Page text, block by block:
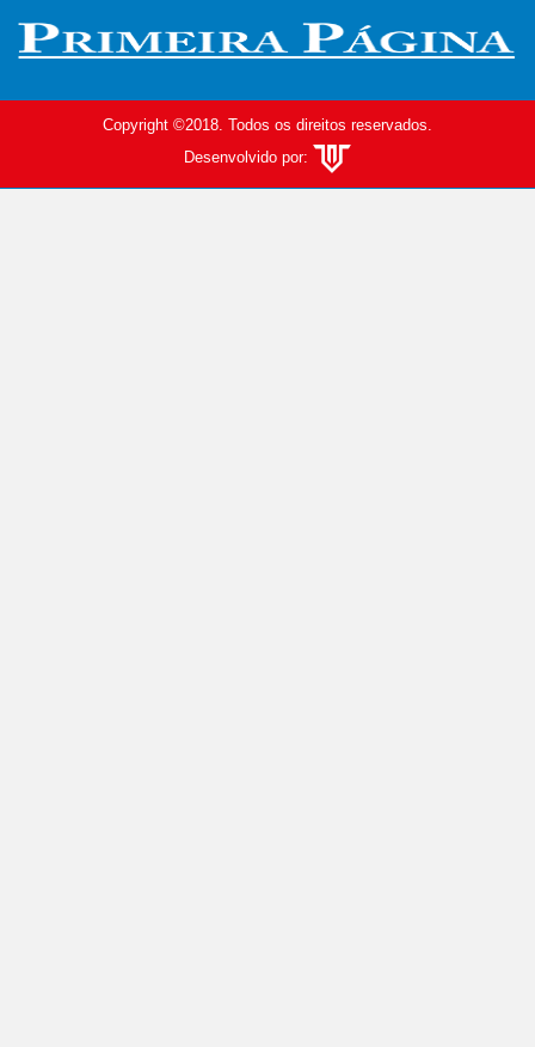
Copyright ©2018. Todos os direitos reservados.
Desenvolvido por: